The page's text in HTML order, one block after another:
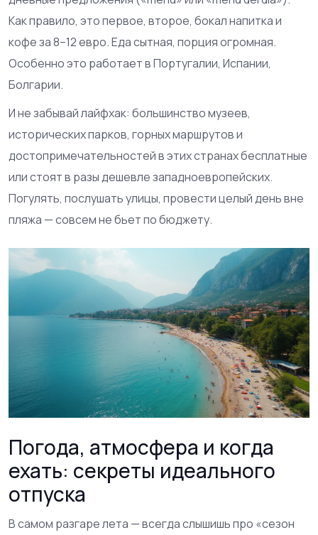
Как правило, это первое, второе, бокал напитка и
кофе за 8–12 евро. Еда сытная, порция огромная.
Особенно это работает в Португалии, Испании,
Болгарии.
И не забывай лайфхак: большинство музеев,
исторических парков, горных маршрутов и
достопримечательностей в этих странах бесплатные
или стоят в разы дешевле западноевропейских.
Погулять, послушать улицы, провести целый день вне
пляжа — совсем не бьет по бюджету.
Погода, атмосфера и когда
ехать: секреты идеального
отпуска
В самом разгаре лета — всегда слышишь про «сезон